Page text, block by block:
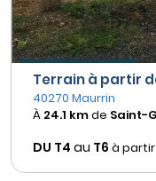
Terrain à partir
40270 Maurrin
À 24.1 kmde Saint-
DU T4 au T6 à